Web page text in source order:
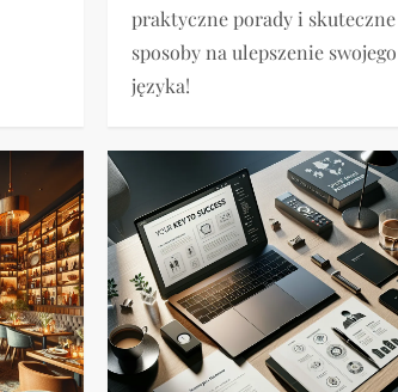
praktyczne porady i skuteczne
sposoby na ulepszenie swojego
języka!